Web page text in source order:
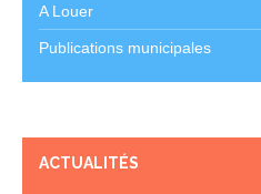
A Louer
Publications municipales
ACTUALITÉS